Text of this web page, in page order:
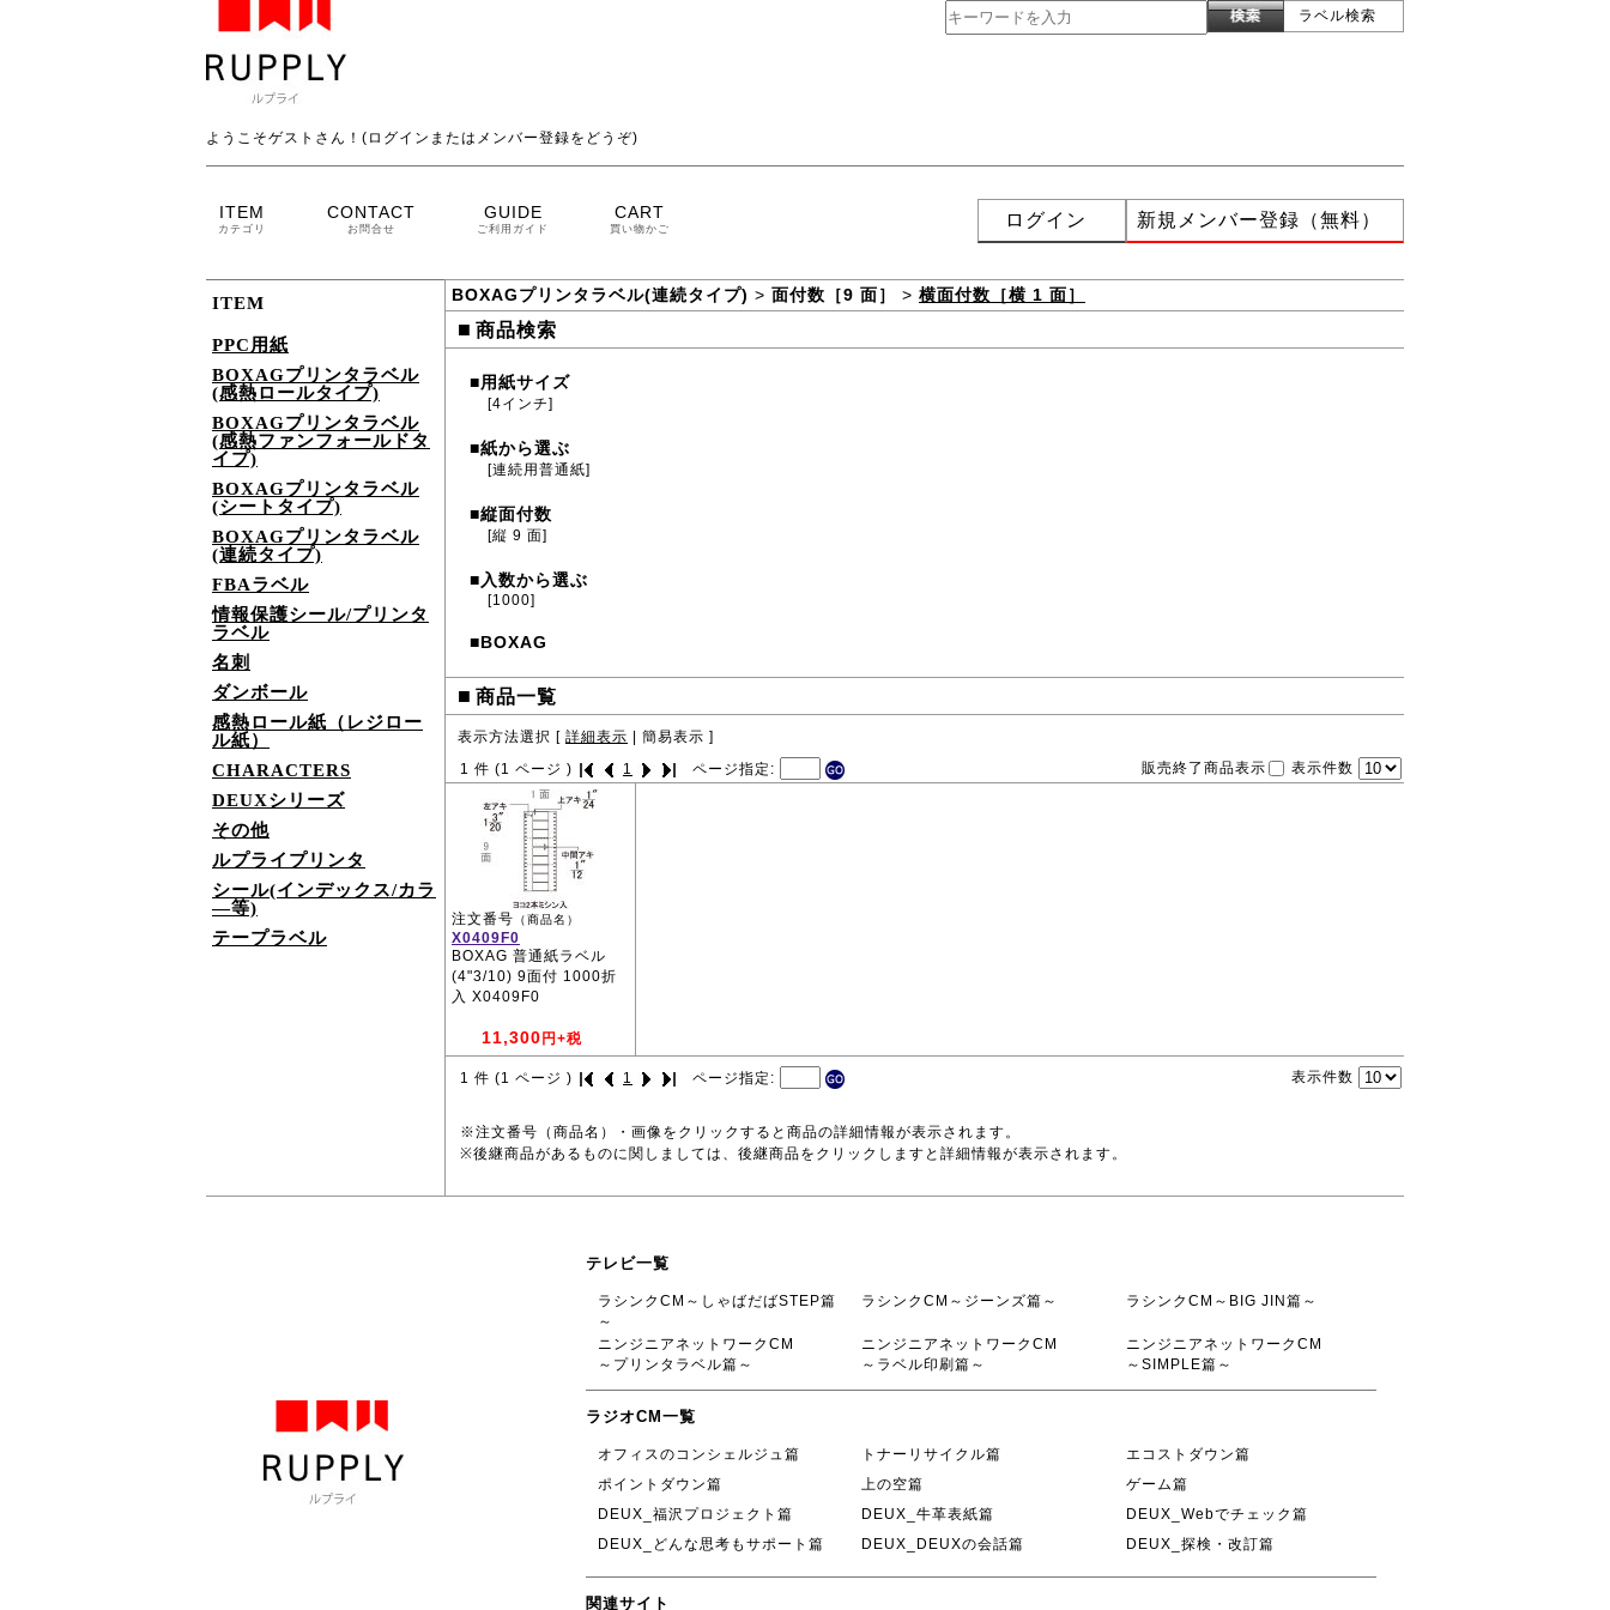
ラベル検索
ようこそゲストさん！(ログインまたはメンバー登録をどうぞ)
ITEM
カテゴリ
CONTACT
お問合せ
GUIDE
ご利用ガイド
CART
買い物かご ログイン 新規メンバー登録（無料）
ITEM
PPC用紙
BOXAGプリンタラベル
(感熱ロールタイプ)
BOXAGプリンタラベル
(感熱ファンフォールドタ
イプ)
BOXAGプリンタラベル
(シートタイプ)
BOXAGプリンタラベル
(連続タイプ)
FBAラベル
情報保護シール/プリンタ
ラベル
名刺
ダンボール
感熱ロール紙（レジロー
ル紙）
CHARACTERS
DEUXシリーズ
その他
ルプライプリンタ
シール(インデックス/カラ
―等)
テープラベル
BOXAGプリンタラベル(連続タイプ) > 面付数［9 面］ > 横面付数［横 1 面］
■ 商品検索
■用紙サイズ
[4インチ]
■紙から選ぶ
[連続用普通紙]
■縦面付数
[縦 9 面]
■ 入数から選ぶ
[1000]
■BOXAG
■ 商品一覧
表示方法選択 [ 詳細表示 簡易表示 ]
1 件 (1 ページ ) 1 ページ指定: 販売終了商品表示 表示件数
注文番号 （商品名）
X0409F0
BOXAG 普通紙ラベル
(4"3/10) 9面付 1000折
入 X0409F0
11,300 円+税
1 件 (1 ページ ) 1 ページ指定: 表示件数
※注文番号（商品名）・画像をクリックすると商品の詳細情報が表示されます。
※後継商品があるものに関しましては、後継商品をクリックしますと詳細情報が表示されます。
テレビ一覧
ラシンクCM～しゃばだばSTEP篇
～
ラシンクCM～ジーンズ篇～ ラシンクCM～BIG JIN篇～
ニンジニアネットワークCM
～プリンタラベル篇～
ニンジニアネットワークCM
～ラベル印刷篇～
ニンジニアネットワークCM
～SIMPLE篇～
ラジオCM一覧
オフィスのコンシェルジュ篇 トナーリサイクル篇
エコストダウン篇
ポイントダウン篇
上の空篇
ゲーム篇
DEUX_福沢プロジェクト篇
DEUX_牛革表紙篇
DEUX_Webでチェック篇
DEUX_どんな思考もサポート篇
DEUX_DEUXの会話篇 DEUX_探検・改訂篇
関連サイト